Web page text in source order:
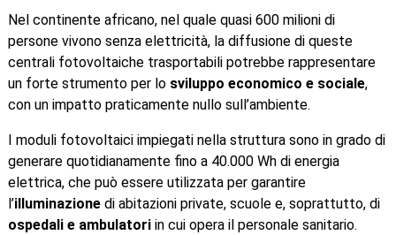
Nel continente africano, nel quale quasi 600 milioni di
persone vivono senza elettricità, la diffusione di queste
centrali fotovoltaiche trasportabili potrebbe rappresentare
un forte strumento per losviluppo economico e sociale,
con un impatto praticamente nullo sull’ambiente.
I moduli fotovoltaici impiegati nella struttura sono in grado di
generare quotidianamente fino a 40.000 Wh di energia
elettrica, che può essere utilizzata per garantire
l’illuminazionedi abitazioni private, scuole e, soprattutto, di
ospedali e ambulatoriin cui opera il personale sanitario.